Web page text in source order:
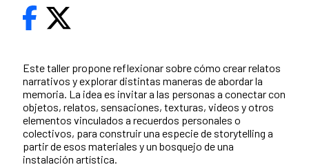
Este taller propone reflexionar sobre cómo crear relatos
narrativos y explorar distintas maneras de abordar la
memoria. La idea es invitar a las personas a conectar con
objetos, relatos, sensaciones, texturas, videos y otros
elementos vinculados a recuerdos personales o
colectivos, para construir una especie de storytelling a
partir de esos materiales y un bosquejo de una
instalación artística.